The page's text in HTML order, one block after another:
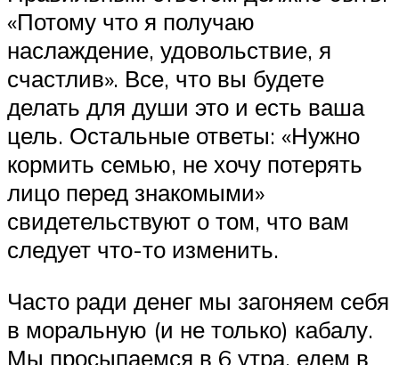
«Потому что я получаю
наслаждение, удовольствие, я
счастлив». Все, что вы будете
делать для души это и есть ваша
цель. Остальные ответы: «Нужно
кормить семью, не хочу потерять
лицо перед знакомыми»
свидетельствуют о том, что вам
следует что-то изменить.
Часто ради денег мы загоняем себя
в моральную (и не только) кабалу.
Мы просыпаемся в 6 утра, едем в